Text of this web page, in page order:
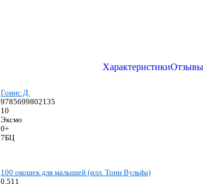
ХарактеристикиОтзывы
Гоинс Д.
9785699802135
10
Эксмо
0+
7БЦ
100 окошек для малышей (илл. Тони Вульфа)
0.511